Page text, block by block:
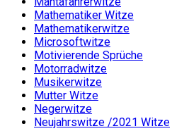
Mathematiker Witze
Mathematikerwitze
Microsoftwitze
Motivierende Sprüche
Motorradwitze
Musikerwitze
Mutter Witze
Negerwitze
Neujahrswitze /2021 Witze